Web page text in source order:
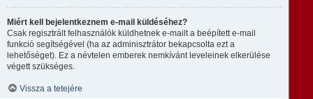
Miért kell bejelentkeznem e-mail küldéséhez?
Csak regisztrált felhasználók küldhetnek e-mailt a beépített e-mail
funkció segítségével (ha az adminisztrátor bekapcsolta ezt a
lehetőséget). Ez a névtelen emberek nemkívánt leveleinek elkerülése
végett szükséges.
Vissza a tetejére